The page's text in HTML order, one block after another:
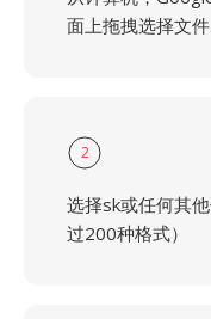
面上拖拽选择文件.
2
选择sk或任何其
过200种格式）